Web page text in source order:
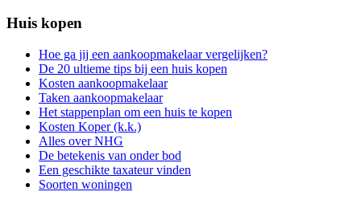
Huis kopen
Hoe ga jij een aankoopmakelaar vergelijken?
De 20 ultieme tips bij een huis kopen
Kosten aankoopmakelaar
Taken aankoopmakelaar
Het stappenplan om een huis te kopen
Kosten Koper (k.k.)
Alles over NHG
De betekenis van onder bod
Een geschikte taxateur vinden
Soorten woningen